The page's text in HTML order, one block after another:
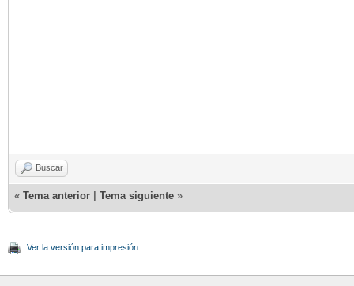
Buscar
« Tema anterior Tema siguiente »
Ver la versión para impresión